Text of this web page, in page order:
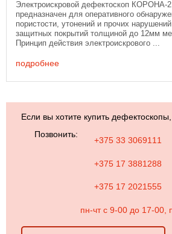
Электроискровой дефектоскоп КОРОНА-
предназначен для оперативного
пористости, утонений и прочих
защитных покрытий толщиной до 12мм
Принцип действия электроискрового ...
подробнее
Если вы хотите купить
Позвонить:
+375 33 3069111
+375 17 3881288
+375 17 2021555
пн-чт с 9-00 до 17-00,